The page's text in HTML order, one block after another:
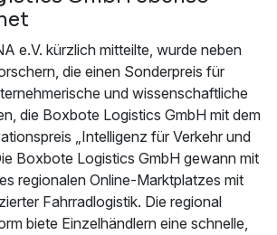
e.V. kürzlich mitteilte, wurde neben
die einen Sonderpreis für
und wissenschaftliche
die Boxbote Logistics GmbH mit dem
„Intelligenz für Verkehr und
Boxbote Logistics GmbH gewann mit
regionalen Online-Marktplatzes mit
Fahrradlogistik. Die regional
biete Einzelhändlern eine schnelle,